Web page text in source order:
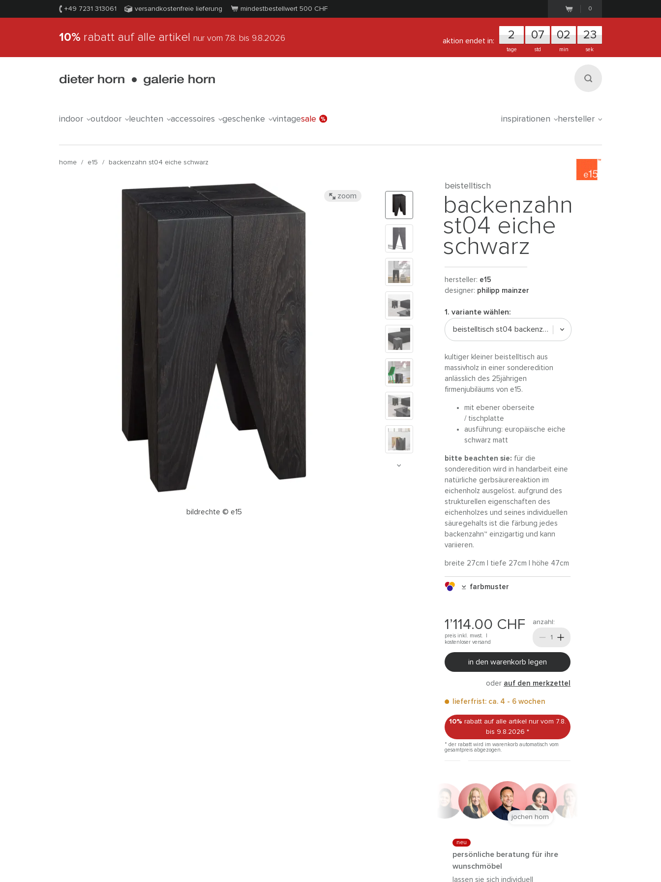
+49 7231 313061 versandkostenfreie lieferung mindestbestellwert 500 CHF 0
10% rabatt auf alle artikel nur vom 7.8. bis 9.8.2026 aktion endet in: 2
tage
07
std
02
min
22
sek
indoor outdoor leuchten accessoires geschenke vintagesale inspirationen hersteller
home / e15 / backenzahn st04 eiche schwarz
bildrechte © e15
zoom
beistelltisch
backenzahn
st04 eiche
schwarz
hersteller: e15
designer: philipp mainzer
1. variante wählen:
beistelltisch st04 backenzahn eiche schwarz
kultiger kleiner beistelltisch aus
massivholz in einer sonderedition
anlässlich des 25jährigen
firmenjubiläums von e15.
mit ebener oberseite
/ tischplatte
ausführung: europäische eiche
schwarz matt
bitte beachten sie: für die
sonderedition wird in handarbeit eine
natürliche gerbsäurereaktion im
eichenholz ausgelöst. aufgrund des
strukturellen eigenschaften des
eichenholzes und seines individuellen
säuregehalts ist die färbung jedes
backenzahn™ einzigartig und kann
variieren.
breite 27cm | tiefe 27cm | höhe 47cm
farbmuster
1’114.00 CHF
preis inkl. mwst. |
kostenloser versand
anzahl:
in den warenkorb legen
oder auf den merkzettel
lieferfrist: ca. 4 - 6 wochen
10% rabatt auf alle artikel nur vom 7.8.
bis 9.8.2026 *
* der rabatt wird im warenkorb automatisch vom
gesamtpreis abgezogen.
neu
persönliche beratung für ihre
wunschmöbel
lassen sie sich individuell
jochen horn